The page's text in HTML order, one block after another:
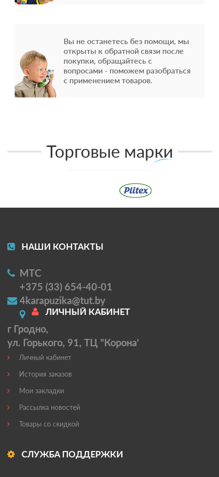
Вы не останетесь без помощи, мы
открыты к обратной связи после
покупки, обращайтесь с
вопросами - поможем разобраться
с применением товаров.
Торговые марки
НАШИ КОНТАКТЫ
МТС
+375 (33) 654-40-01
4karapuzika@tut.by
г Гродно,
ул. Горького, 91, ТЦ "Корона'
ЛИЧНЫЙ КАБИНЕТ
Личный кабинет
История заказов
Мои закладки
Рассылка новостей
Товары со скидкой
СЛУЖБА ПОДДЕРЖКИ